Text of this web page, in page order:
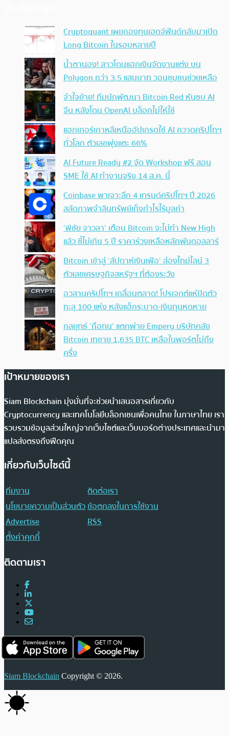
Cryptoquant เผยกองทุนเฮดจ์ฟันด์กลับมาเปิด
Long Bitcoin ในรอบหลายปี
น้ำตานอง! สาวโดนแฮกเงินจัดงานแต่ง บน
Polygon กว่า 3.5 แสนบาท วอนชุมชนช่วยเหลือ
จำใจย้าย! ทีมนักพัฒนา Bitcoin Red หันซบ AI
จีน หลังโดน OpenAI บล็อกไม่ให้ใช้
แฮกเกอร์เกาหลีเหนืออัปเกรดใช้ AI กวาดคริปโทฯ
ทั่วโลก ตัวเลขพุ่งแตะ 66%
AI Future Ready #2 จัด Workshop ฟรี สอน
SME ใช้ AI ทำงานจริง 14 ส.ค. นี้
Coinbase พาเจาะลึก 4 เทรนด์คริปโทฯ ปี 2026
สลัดภาพจำสินทรัพย์เก็งกำไรไร้มูลค่า
‘พิชัย จาวลา’ เตือน Bitcoin จะไม่ทำ New High
แล้ว ชี้ไม่เกิน 5 ปี ราคาร่วงเหลือหลักพันดอลลาร์
Bitcoin เข้าสู่ ‘สัปดาห์เงินเฟ้อ’ ส่องไทม์ไลน์ 3
ตัวเลขเศรษฐกิจสหรัฐฯ ที่ต้องระวัง
อวสานคริปโทฯ เกลื่อนตลาด! โปรเจกต์แห่ปิดตัว
ทะลุ 100 แห่ง หลังแฮ็กระบาด-เงินทุนหดหาย
กลยุทธ์ ‘ถือทน’ แตกพ่าย Empery บริษัทคลัง
Bitcoin เทขาย 1,635 BTC เหลือในพอร์ตไม่ถึง
ครึ่ง
เป้าหมายของเรา
Siam Blockchain มุ่งมั่นที่จะช่วยนำเสนอสารเกี่ยวกับ
Cryptocurrency และเทคโนโลยีบล็อกเชนเพื่อคนไทย ในภาษาไทย เรา
รวบรวมข้อมูลส่วนใหญ่จากเว็บไซต์และเว็บบอร์ดต่างประเทศและนำมา
แปลส่งตรงถึงฟีดคุณ
เกี่ยวกับเว็บไซต์นี้
ทีมงาน
ติดต่อเรา
นโยบายความเป็นส่วนตัวข้อตกลงในการใช้งาน
Advertise
RSS
ตั้งค่าคุกกี้
ติดตามเรา
Siam Blockchain Copyright © 2026.